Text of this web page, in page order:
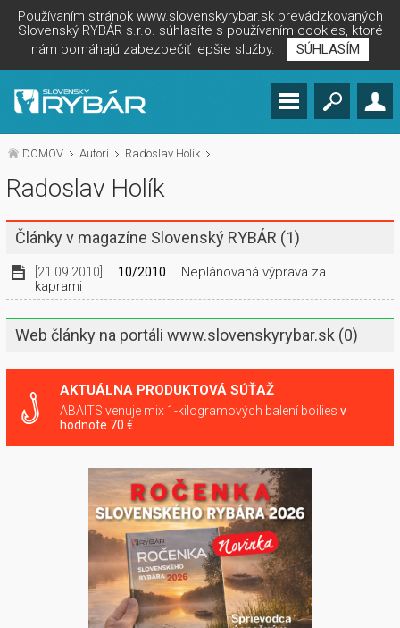
Používaním stránok www.slovenskyrybar.sk prevádzkovaných
Slovenský RYBÁR s.r.o. súhlasíte s používaním cookies, ktoré
nám pomáhajú zabezpečiť lepšie služby.
SÚHLASÍM
DOMOV Autori Radoslav Holík
Radoslav Holík
Články v magazíne Slovenský RYBÁR (1)
[21.09.2010] 10/2010
Neplánovaná výprava za
kaprami
Web články na portáli www.slovenskyrybar.sk (0)
AKTUÁLNA PRODUKTOVÁ SÚŤAŽ
ABAITS venuje mix 1-kilogramových balení boilies v
hodnote 70 €.